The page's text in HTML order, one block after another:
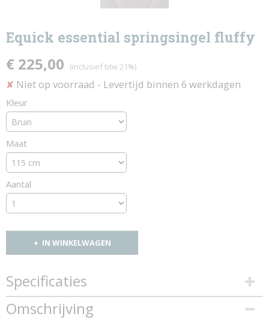
Equick essential springsingel fluffy
€ 225,00 (inclusief btw 21%)
✘ Niet op voorraad - Levertijd binnen 6 werkdagen
Kleur
Maat
Aantal
IN WINKELWAGEN
Specificaties
Productcode
1325-11611
Omschrijving